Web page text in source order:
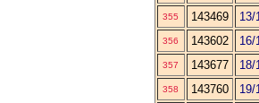
355 143469 13/
356 143602 16/
357 143677 18/
358 143760 19/